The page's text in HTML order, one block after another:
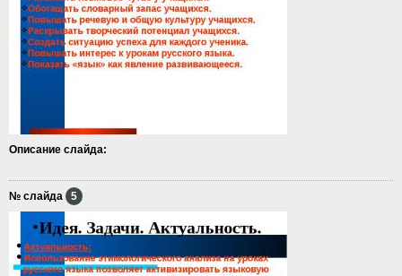
Описание слайда:
№ слайда 5